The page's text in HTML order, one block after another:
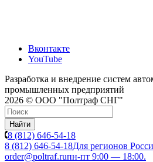
Вконтакте
YouTube
Разработка и внедрение систем
промышленных предприятий
2026 © ООО "Полтраф СНГ"
Найти
8 (812) 646-54-18
8 (812) 646-54-18Для регионов
order@poltraf.ruпн-пт 9:00 — 18:00.